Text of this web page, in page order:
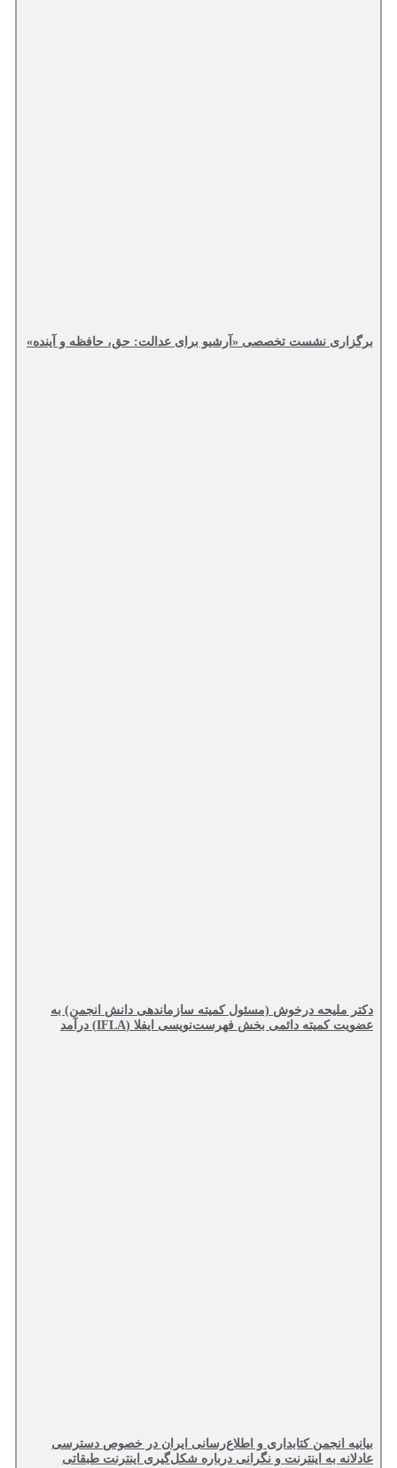
برگزاری نشست تخصصی «آرشیو برای عدالت: حق، حافظه و آینده»
دکتر ملیحه درخوش (مسئول کمیته سازماندهی دانش انجمن) به
عضویت کمیته دائمی بخش فهرست‌نویسی ایفلا (IFLA) درآمد
بیانیه انجمن کتابداری و اطلاع‌رسانی ایران در خصوص دسترسی
عادلانه به اینترنت و نگرانی درباره شکل‌گیری اینترنت طبقاتی